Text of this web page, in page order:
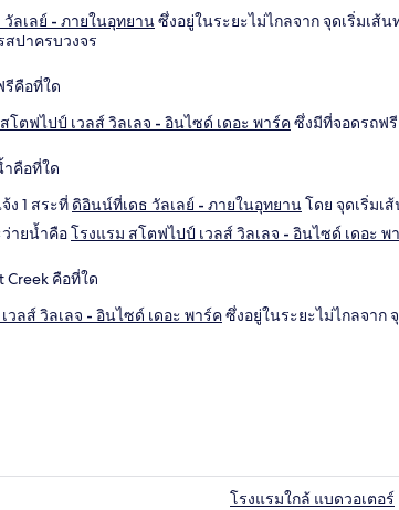
ลเลย์ - ภายในอุทยานซึ่งอยู่ในระยะไม่ไกลจาก จุดเริ่มเส้น
สปาครบวงจร
รีคือที่ใด
โตฟไปป์ เวลส์ วิลเลจ - อินไซด์ เดอะ พาร์คซึ่งมีที่จอดรถฟรี
ำคือที่ใด
ง 1 สระที่ ดิอินน์ที่เดธ วัลเลย์ - ภายในอุทยานโดย จุดเริ่มเ
ายน้ำคือโรงแรม สโตฟไปป์ เวลส์ วิลเลจ - อินไซด์ เดอะ พ
Creek คือที่ใด
วลส์ วิลเลจ - อินไซด์ เดอะ พาร์คซึ่งอยู่ในระยะไม่ไกลจาก
โรงแรมใกล้ แบดวอเตอร์